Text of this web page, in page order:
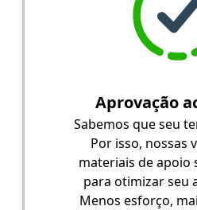
Aprovação
Sabemos que seu
Por isso, nossas
materiais de apoio
para otimizar seu
Menos esforço,